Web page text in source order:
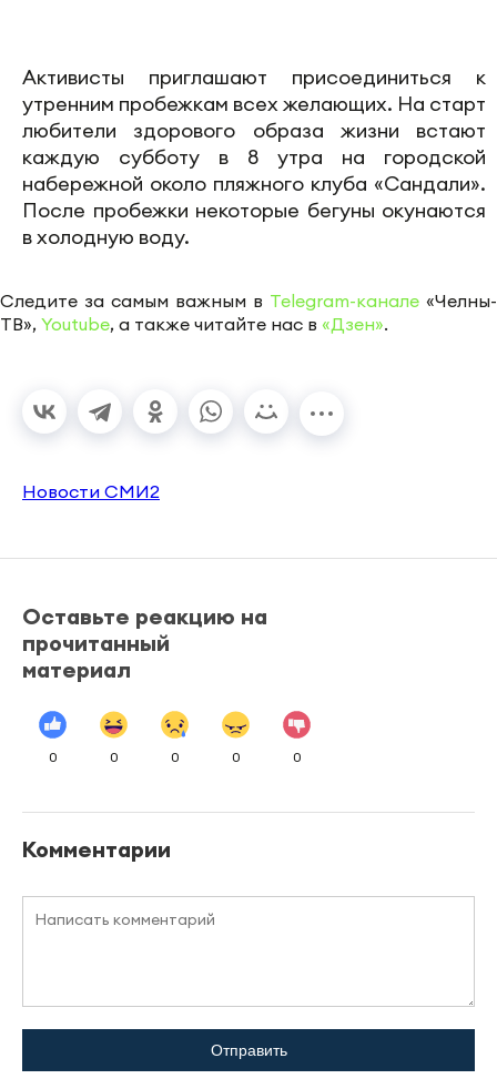
Активисты приглашают присоединиться к
утренним пробежкам всех желающих. На старт
любители здорового образа жизни встают
каждую субботу в 8 утра на городской
набережной около пляжного клуба «Сандали».
После пробежки некоторые бегуны окунаются
в холодную воду.
Следите за самым важным в Telegram-канале «Челны-
ТВ», Youtube, а также читайте нас в «Дзен».
Новости СМИ2
Оставьте реакцию на
прочитанный
материал
0 0 0 0 0
Комментарии
Отправить